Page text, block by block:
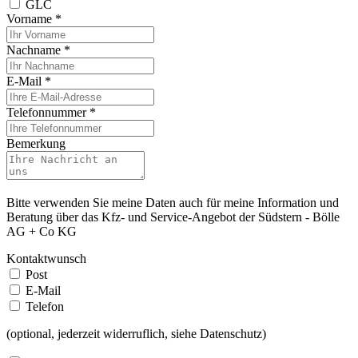
GLC
Vorname *
Nachname *
E-Mail *
Telefonnummer *
Bemerkung
Bitte verwenden Sie meine Daten auch für meine Information und
Beratung über das Kfz- und Service-Angebot der Südstern - Bölle
AG + Co KG
Kontaktwunsch
Post
E-Mail
Telefon
(optional, jederzeit widerruflich, siehe Datenschutz)